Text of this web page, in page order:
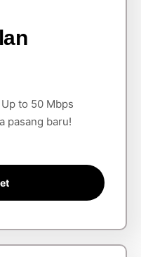
to 50 Mbps
pasang baru!